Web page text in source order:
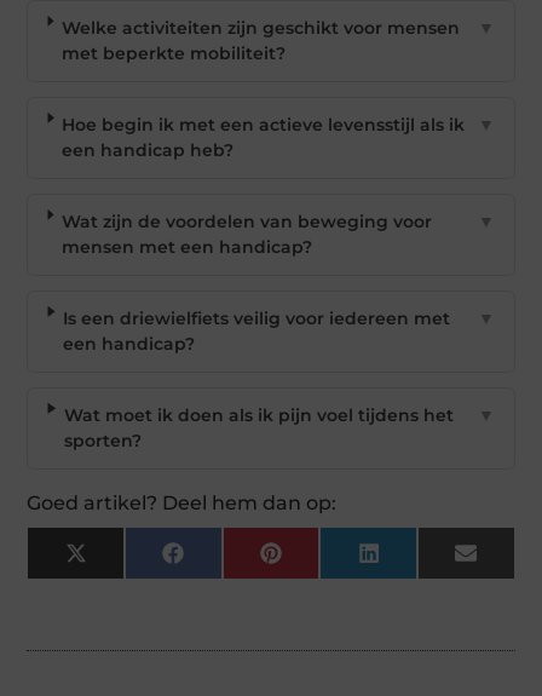
Welke activiteiten zijn geschikt voor mensen
met beperkte mobiliteit?
▼
Hoe begin ik met een actieve levensstijl als ik
een handicap heb?
▼
Wat zijn de voordelen van beweging voor
mensen met een handicap?
▼
Is een driewielfiets veilig voor iedereen met
een handicap?
▼
Wat moet ik doen als ik pijn voel tijdens het
sporten?
▼
Goed artikel? Deel hem dan op:
X
(Twitter)
Facebook Pinterest LinkedIn Email